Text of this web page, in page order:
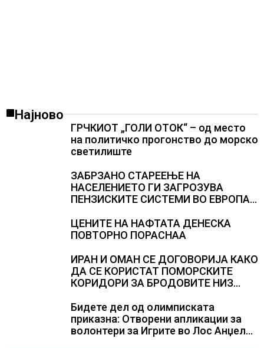
Најново
ГРЧКИОТ „ГОЛИ ОТОК“ – од место
на политичко прогонство до морско
светилиште
ЗАБРЗАНО СТАРЕЕЊЕ НА
НАСЕЛЕНИЕТО ГИ ЗАГРОЗУВА
ПЕНЗИСКИТЕ СИСТЕМИ ВО ЕВРОПА и
ЦЕНИТЕ НА НАФТАТА ДЕНЕСКА
ПОВТОРНО ПОРАСНАА
ИРАН И ОМАН СЕ ДОГОВОРИЈА КАКО
ДА СЕ КОРИСТАТ ПОМОРСКИТЕ
КОРИДОРИ ЗА БРОДОВИТЕ НИЗ
Бидете дел од олимписката
приказна: Отворени апликации за
волонтери за Игрите во Лос Анџелес